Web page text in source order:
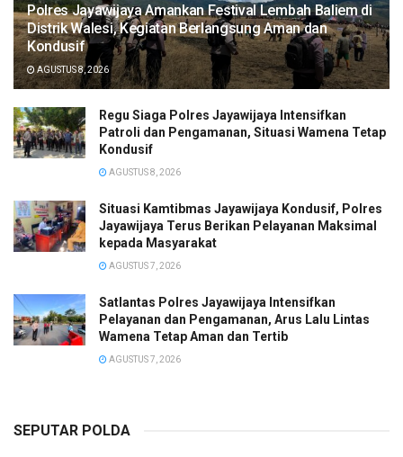
Polres Jayawijaya Amankan Festival Lembah Baliem di
Distrik Walesi, Kegiatan Berlangsung Aman dan
Kondusif
AGUSTUS 8, 2026
Regu Siaga Polres Jayawijaya Intensifkan
Patroli dan Pengamanan, Situasi Wamena Tetap
Kondusif
AGUSTUS 8, 2026
Situasi Kamtibmas Jayawijaya Kondusif, Polres
Jayawijaya Terus Berikan Pelayanan Maksimal
kepada Masyarakat
AGUSTUS 7, 2026
Satlantas Polres Jayawijaya Intensifkan
Pelayanan dan Pengamanan, Arus Lalu Lintas
Wamena Tetap Aman dan Tertib
AGUSTUS 7, 2026
SEPUTAR POLDA